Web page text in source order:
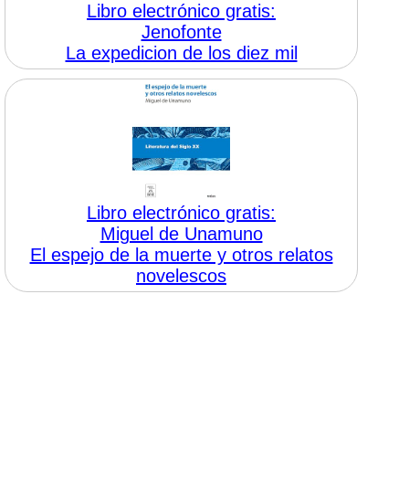
Libro electrónico gratis:
Jenofonte
La expedicion de los diez mil
Libro electrónico gratis:
Miguel de Unamuno
El espejo de la muerte y otros relatos
novelescos